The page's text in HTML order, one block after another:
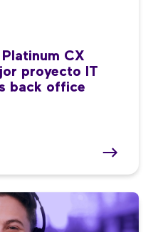
CX
proyecto IT
back office